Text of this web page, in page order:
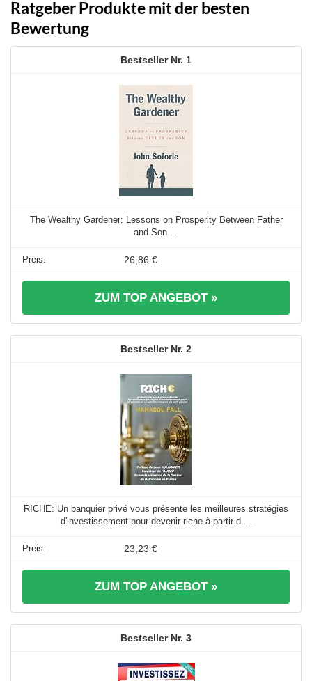
Ratgeber Produkte mit der besten
Bewertung
1
The Wealthy Gardener: Lessons on Prosperity Between Father
and Son ...
26,86 €
ZUM TOP ANGEBOT »
2
RICHE: Un banquier privé vous présente les meilleures stratégies
d'investissement pour devenir riche à partir d ...
23,23 €
ZUM TOP ANGEBOT »
3